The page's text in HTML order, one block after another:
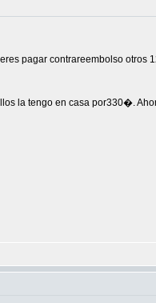
pagar contrareembolso otros
la tengo en casa por330�.